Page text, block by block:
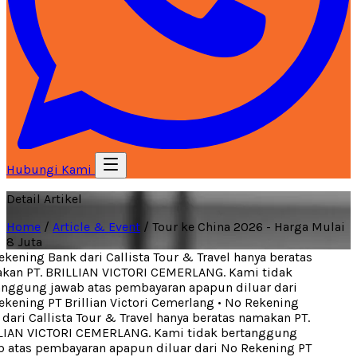
Hubungi Kami
Detail Artikel
Home / Article & Event / Tour ke China 2026 - Harga Mulai
8 Juta
Bank dari Callista Tour & Travel hanya beratas
PT. BRILLIAN VICTORI CEMERLANG. Kami tidak
jawab atas pembayaran apapun diluar dari
PT Brillian Victori Cemerlang• No Rekening
Callista Tour & Travel hanya beratas namakan PT.
VICTORI CEMERLANG. Kami tidak bertanggung
pembayaran apapun diluar dari No Rekening PT